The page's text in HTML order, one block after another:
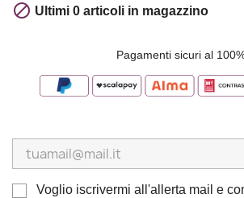
 Ultimi 0 articoli in magazzino
Pagamenti sicuri al
Voglio iscrivermi all'allerta mail e